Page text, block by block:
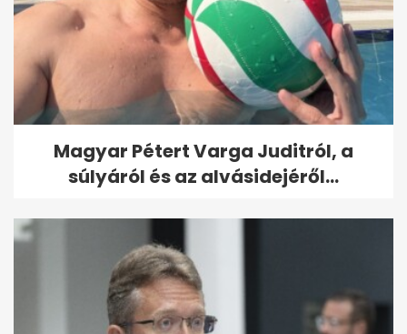
Magyar Pétert Varga Juditról, a
súlyáról és az alvásidejéről...